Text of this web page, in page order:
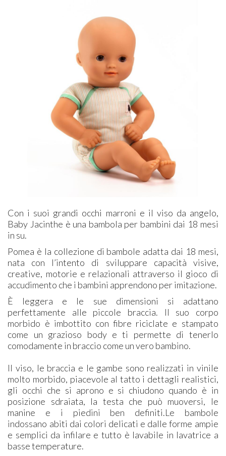
Con i suoi grandi occhi marroni e il viso da angelo,
Baby Jacinthe è una bambola per bambini dai 18 mesi
in su.
Pomea è la collezione di bambole adatta dai 18 mesi,
nata con l’intento di sviluppare capacità visive,
creative, motorie e relazionali attraverso il gioco di
accudimento che i bambini apprendono per imitazione.
È leggera e le sue dimensioni si adattano
perfettamente alle piccole braccia. Il suo corpo
morbido è imbottito con fibre riciclate e stampato
come un grazioso body e ti permette di tenerlo
comodamente in braccio come un vero bambino.
Il viso, le braccia e le gambe sono realizzati in vinile
molto morbido, piacevole al tatto i dettagli realistici,
gli occhi che si aprono e si chiudono quando è in
posizione sdraiata, la testa che può muoversi, le
manine e i piedini ben definiti.Le bambole
indossano abiti dai colori delicati e dalle forme ampie
e semplici da infilare e tutto è lavabile in lavatrice a
basse temperature.